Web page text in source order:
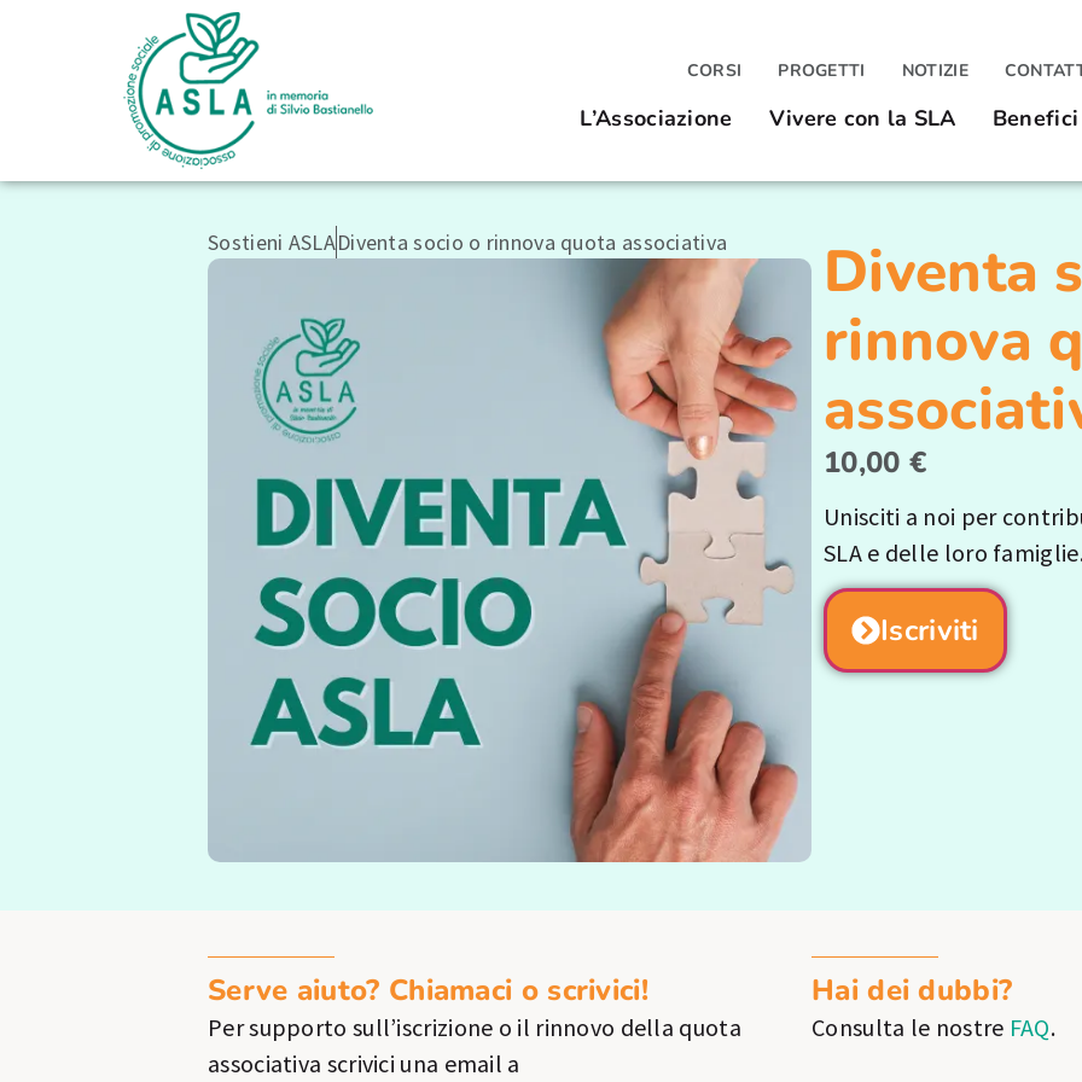
CORSI PROGETTI NOTIZIE
L’Associazione Vivere con la SLA
Sostieni ASLADiventa socio o rinnova quota associativa
Diventa
rinnova
10,00 €
Unisciti a noi per
SLA e delle loro
Iscriviti
Serve aiuto? Chiamaci o scrivici!
Per supporto sull’iscrizione o il rinnovo della quota
associativa scrivici una email a
Hai dei dubbi?
Consulta le nostre FAQ.